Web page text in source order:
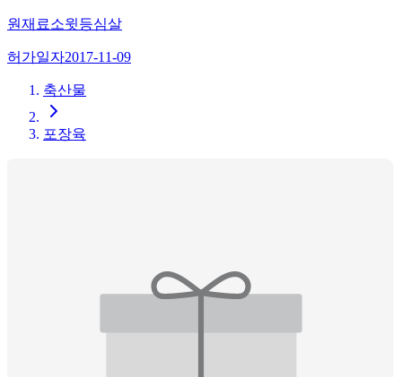
원재료소윗등심살
허가일자2017-11-09
축산물
포장육